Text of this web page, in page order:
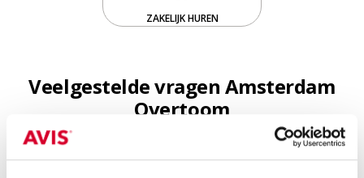
ZAKELIJK HUREN
Veelgestelde vragen Amsterdam
Overtoom